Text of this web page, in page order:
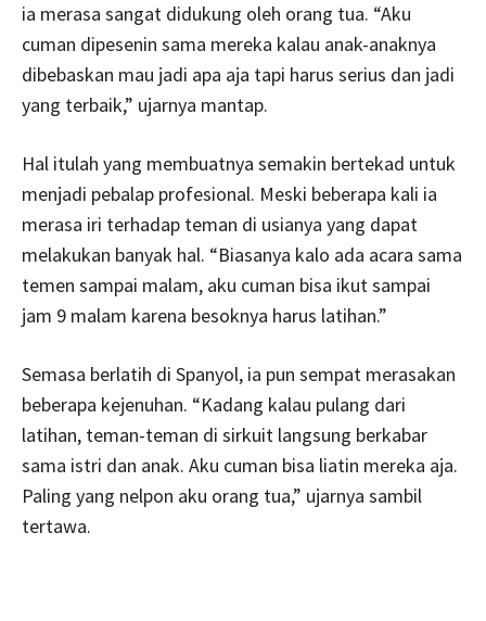
ia merasa sangat didukung oleh orang tua. “Aku
cuman dipesenin sama mereka kalau anak-anaknya
dibebaskan mau jadi apa aja tapi harus serius dan jadi
yang terbaik,” ujarnya mantap.
Hal itulah yang membuatnya semakin bertekad untuk
menjadi pebalap profesional. Meski beberapa kali ia
merasa iri terhadap teman di usianya yang dapat
melakukan banyak hal. “Biasanya kalo ada acara sama
temen sampai malam, aku cuman bisa ikut sampai
jam 9 malam karena besoknya harus latihan.”
Semasa berlatih di Spanyol, ia pun sempat merasakan
beberapa kejenuhan. “Kadang kalau pulang dari
latihan, teman-teman di sirkuit langsung berkabar
sama istri dan anak. Aku cuman bisa liatin mereka aja.
Paling yang nelpon aku orang tua,” ujarnya sambil
tertawa.